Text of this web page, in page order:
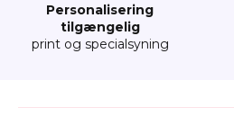
Personalisering
tilgængelig
print og specialsyning